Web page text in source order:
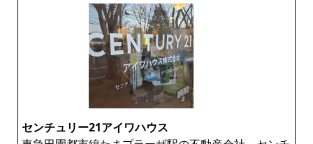
センチュリー21アイワハウス